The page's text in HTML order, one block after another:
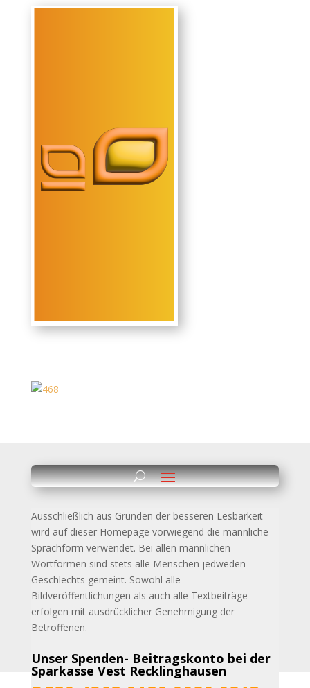
Ausschließlich aus Gründen der besseren Lesbarkeit
wird auf dieser Homepage vorwiegend die männliche
Sprachform verwendet. Bei allen männlichen
Wortformen sind stets alle Menschen jedweden
Geschlechts gemeint. Sowohl alle
Bildveröffentlichungen als auch alle Textbeiträge
erfolgen mit ausdrücklicher Genehmigung der
Betroffenen.
Unser Spenden- Beitragskonto bei der
Sparkasse Vest Recklinghausen